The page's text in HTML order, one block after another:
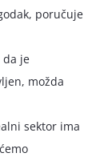
poručuje
da je
možda
sektor ima